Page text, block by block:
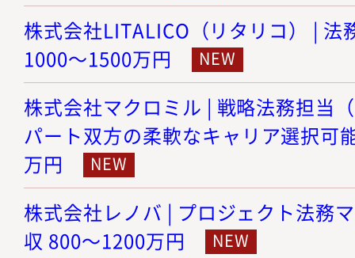
株式会社LITALICO（リタリコ） | 法
1000～1500万円
株式会社マクロミル | 戦略法務担当
パート双方の柔軟なキャリア選択可
万円
株式会社レノバ | プロジェクト法務
収 800～1200万円